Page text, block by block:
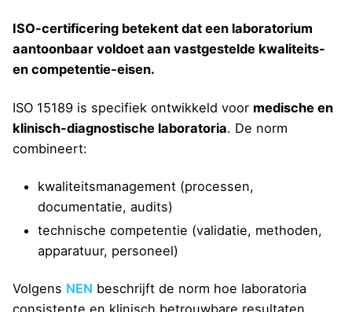
ISO-certificering betekent dat een laboratorium
aantoonbaar voldoet aan vastgestelde kwaliteits-
en competentie-eisen.
ISO 15189 is specifiek ontwikkeld voor medische en
klinisch-diagnostische laboratoria. De norm
combineert:
kwaliteitsmanagement (processen,
documentatie, audits)
technische competentie (validatie, methoden,
apparatuur, personeel)
Volgens NEN beschrijft de norm hoe laboratoria
consistente en klinisch betrouwbare resultaten